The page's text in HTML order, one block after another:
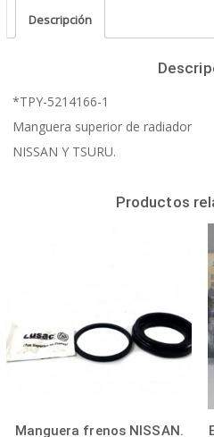
Descripción
*TPY-5214166-1
Manguera superior de radiador
NISSAN Y TSURU.
Productos
Manguera frenos NISSAN.